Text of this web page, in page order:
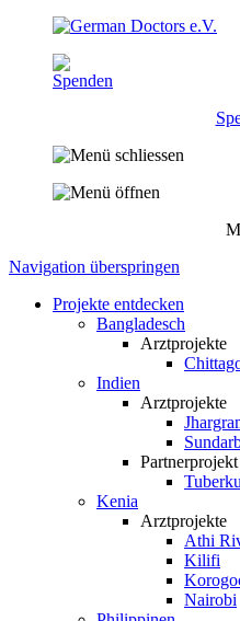
Navigation überspringen
Projekte entdecken
Bangladesch
Arztprojekte
Indien
Arztprojekte
Partnerprojekt
Kenia
Arztprojekte
Athi
Kilifi
Nairobi